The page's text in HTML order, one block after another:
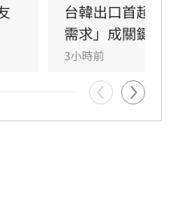
台韓出口首超
需求」成關鍵
3小時前